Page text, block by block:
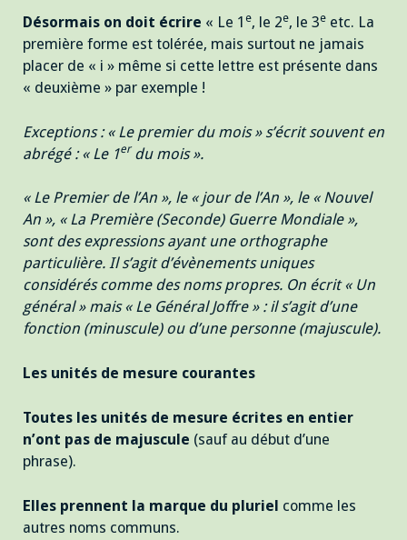
Désormais on doit écrire « Le 1 e, le 2e, le 3e etc. La
première forme est tolérée, mais surtout ne jamais
placer de « i » même si cette lettre est présente dans
« deuxième » par exemple !
Exceptions : « Le premier du mois » s’écrit souvent en
abrégé : « Le 1erdu mois ».
« Le Premier de l’An », le « jour de l’An », le « Nouvel
An », « La Première (Seconde) Guerre Mondiale »,
sont des expressions ayant une orthographe
particulière. Il s’agit d’évènements uniques
considérés comme des noms propres. On écrit « Un
général » mais « Le Général Joffre » : il s’agit d’une
fonction (minuscule) ou d’une personne (majuscule).
Les unités de mesure courantes
Toutes les unités de mesure écrites en entier
n’ont pas de majuscule (sauf au début d’une
phrase).
Elles prennent la marque du pluriel comme les
autres noms communs.